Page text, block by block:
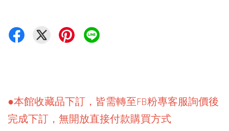
●本館收藏品下訂，皆需轉至FB粉專客服詢價後
完成下訂，無開放直接付款購買方式